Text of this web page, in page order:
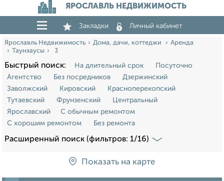
ЯРОСЛАВЛЬ НЕДВИЖИМОСТЬ
Закладки Личный кабинет
Ярославль Недвижимость Дома, дачи, коттеджи
Аренда
Таунхаусы
3
Быстрый поиск: На длительный срок
Посуточно
Агентство
Без посредников
Дзержинский
Заволжский
Кировский
Красноперекопский
Тутаевский
Фрунзенский
Центральный
Ярославский
С обычным ремонтом
С хорошим ремонтом
Без ремонта
Расширенный поиск (фильтров: 1/16)
Показать на карте